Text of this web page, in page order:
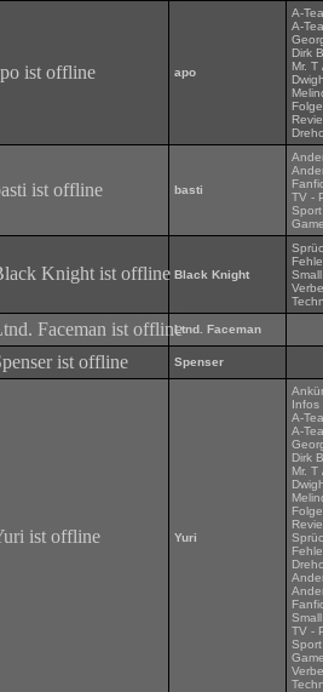
apo
A-
A-
Dirk
Mr.
basti
TV -
Sport
Black Knight
Ltnd. Faceman
Spenser
Yuri
Infos
A-
A-
Dirk
Mr.
TV -
Sport